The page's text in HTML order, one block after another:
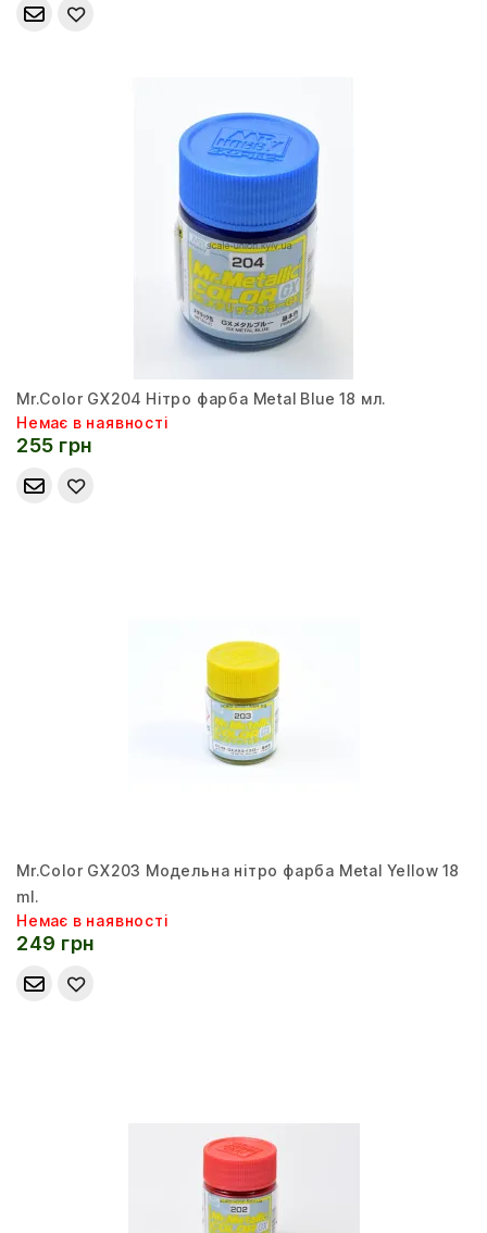
Mr.Color GX204 Нітро фарба Metal Blue 18 мл.
Немає в наявності
255 грн
Mr.Color GX203 Модельна нітро фарба Metal Yellow 18
ml.
Немає в наявності
249 грн